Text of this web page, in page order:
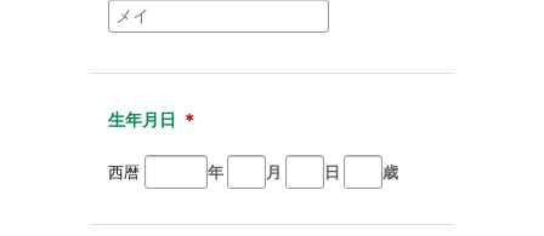
生年月日 ＊
西暦 年 月 日 歳